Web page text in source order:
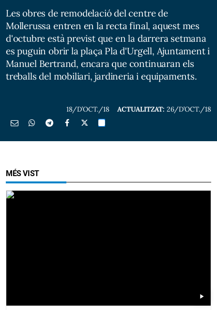
Les obres de remodelació del centre de
Mollerussa entren en la recta final, aquest mes
d'octubre està previst que en la darrera setmana
es puguin obrir la plaça Pla d'Urgell, Ajuntament i
Manuel Bertrand, encara que continuaran els
treballs del mobiliari, jardineria i equipaments.
18/D’OCT./18 ACTUALITZAT: 26/D’OCT./18
MÉS VIST
play_arrow